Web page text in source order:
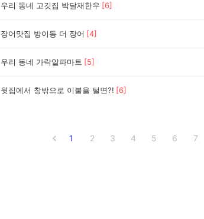
우리 동네 고깃집 박달재한우 [6]
장어맛집 방이동 더 장어 [4]
우리 동네 가락알파마트 [5]
윗집에서 창밖으로 이불을 털면?! [6]
1 2 3 4 5 6 7